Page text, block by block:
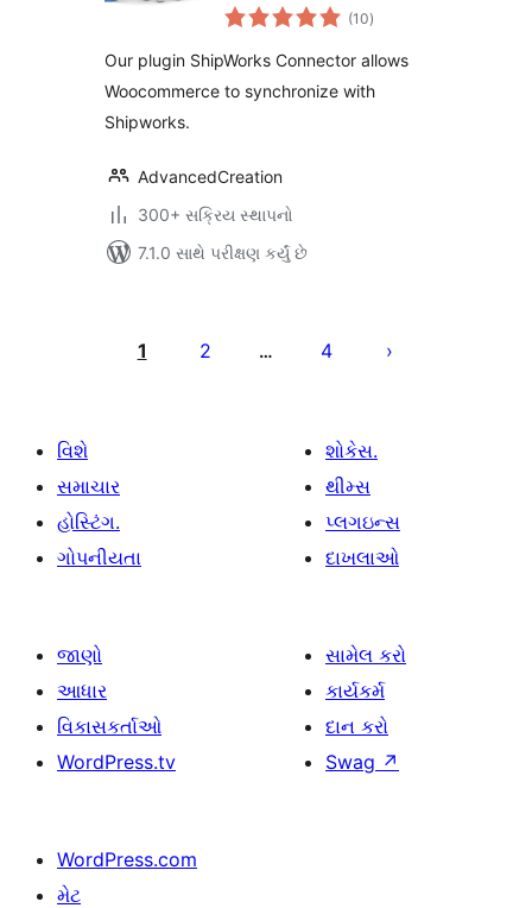
Woocommerce
(10કુલ
રેટિંગ્સ
)
Our plugin ShipWorks Connector allows
Woocommerce to synchronize with
Shipworks.
AdvancedCreation
300+ સક્રિય સ્થાપનો
7.1.0 સાથે પરીક્ષણ કર્યું છે
પૃષ્ઠ
1 2 … 4
વિશે
સમાચાર
હોસ્ટિંગ.
ગોપનીયતા
શોકેસ.
થીમ્સ
પ્લગઇન્સ
દાખલાઓ
જાણો
આધાર
વિકાસકર્તાઓ
WordPress.tv
સામેલ કરો
કાર્યકર્મ
દાન કરો
Swag ↗
WordPress.com
મેટ